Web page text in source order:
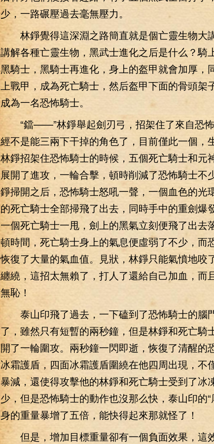
少，一路碾壓過去毫無壓力。
林錚覺得這深淵之路簡直就是個亡靈生物大
講解各種亡靈生物，黑武士進化之后是什么？騎
黑騎士，黑騎士再進化，身上的盔甲就會加厚，
上戰甲，成為死亡騎士，然后盔甲下面的骨頭架
成為一名恐怖騎士。
“鐺——”林錚舉起劍刃弓，招架住了來自恐怖
經不是能三兩下干掉的角色了，目前僅此一個，
林錚招架住恐怖騎士的時候，五個死亡騎士和元
展開了進攻，一輪合擊，頓時削減了恐怖騎士不
錚掃開之后，恐怖騎士怒吼一聲，一個血色的光
的死亡騎士全部掃飛了出去，同時手中的重劍爆
一個死亡騎士一甩，劍上的黑氣立刻便飛了出去
頓時間，死亡騎士身上的氣息便虛弱了不少，而
恢復了大量的氣血值。見狀，林錚只能氣憤地咬
纏繞，這招太無賴了，打人了還給自己加血，而
無恥！
泰山印飛了過去，一下磕到了恐怖騎士的腦
了，雖然只有短暫的兩秒鐘，但是林錚和死亡騎
開了一輪圍攻。兩秒鐘一閃即逝，恢復了清醒的
冰霜護盾，四面冰霜護盾圍繞在他四周出現，不
暴減，還使得攻擊他的林錚和死亡騎士受到了冰
少，但是恐怖騎士的動作也沒那么快，泰山印的
身的重量暴增了五倍，能快得起來那就怪了！
但是，增加目標重量卻有一個負面效果，這